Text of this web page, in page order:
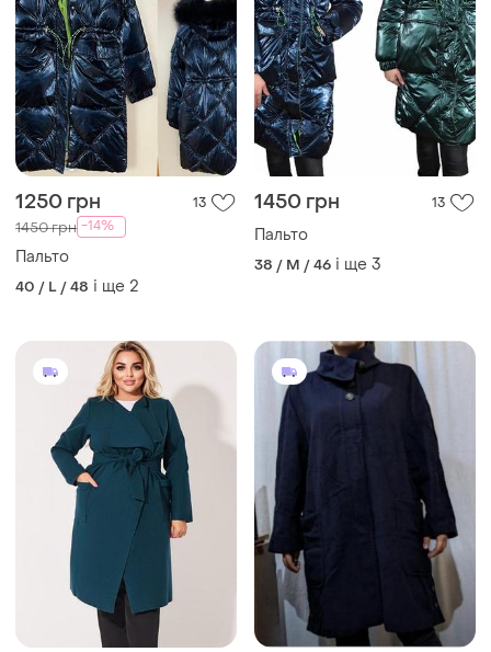
1250 грн 13
1450 грн -14%
Пальто
40 / L / 48 і ще 2
1450 грн 13
Пальто
38 / M / 46 і ще 3